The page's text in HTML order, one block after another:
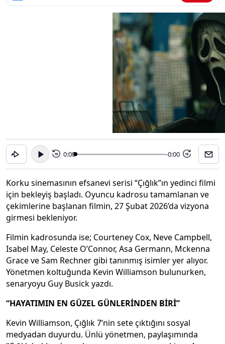
15 0:00 -0:00 15
Korku sinemasının efsanevi serisi “Çığlık”ın yedinci filmi
için bekleyiş başladı. Oyuncu kadrosu tamamlanan ve
çekimlerine başlanan filmin, 27 Şubat 2026’da vizyona
girmesi bekleniyor.
Filmin kadrosunda ise; Courteney Cox, Neve Campbell,
Isabel May, Celeste O’Connor, Asa Germann, Mckenna
Grace ve Sam Rechner gibi tanınmış isimler yer alıyor.
Yönetmen koltuğunda Kevin Williamson bulunurken,
senaryoyu Guy Busick yazdı.
“HAYATIMIN EN GÜZEL GÜNLERİNDEN BİRİ”
Kevin Williamson, Çığlık 7’nin sete çıktığını sosyal
medyadan duyurdu. Ünlü yönetmen, paylaşımında